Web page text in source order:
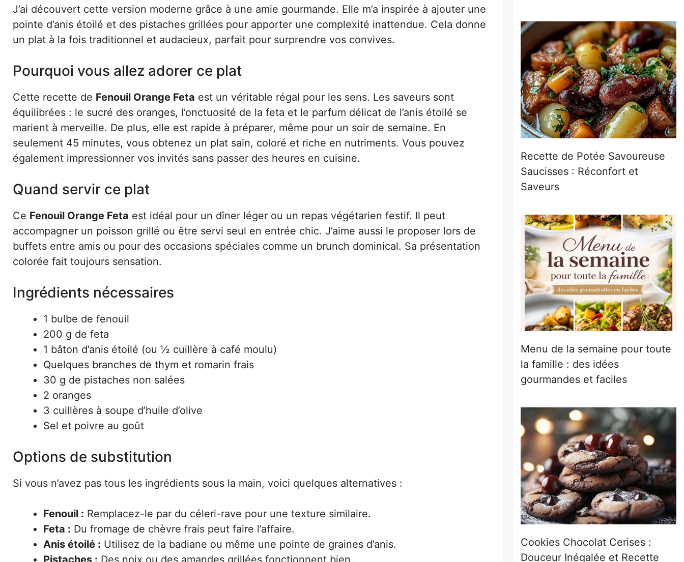
J’ai découvert cette version moderne grâce à une amie gourmande. Elle m’a inspirée à ajouter une
pointe d’anis étoilé et des pistaches grillées pour apporter une complexité inattendue. Cela donne
un plat à la fois traditionnel et audacieux, parfait pour surprendre vos convives.
Pourquoi vous allez adorer ce plat
Cette recette de Fenouil Orange Feta est un véritable régal pour les sens. Les saveurs sont
équilibrées : le sucré des oranges, l’onctuosité de la feta et le parfum délicat de l’anis étoilé se
marient à merveille. De plus, elle est rapide à préparer, même pour un soir de semaine. En
seulement 45 minutes, vous obtenez un plat sain, coloré et riche en nutriments. Vous pouvez
également impressionner vos invités sans passer des heures en cuisine.
Quand servir ce plat
Ce Fenouil Orange Feta est idéal pour un dîner léger ou un repas végétarien festif. Il peut
accompagner un poisson grillé ou être servi seul en entrée chic. J’aime aussi le proposer lors de
buffets entre amis ou pour des occasions spéciales comme un brunch dominical. Sa présentation
colorée fait toujours sensation.
Ingrédients nécessaires
1 bulbe de fenouil
200 g de feta
1 bâton d’anis étoilé (ou ½ cuillère à café moulu)
Quelques branches de thym et romarin frais
30 g de pistaches non salées
2 oranges
3 cuillères à soupe d’huile d’olive
Sel et poivre au goût
Options de substitution
Si vous n’avez pas tous les ingrédients sous la main, voici quelques alternatives :
Fenouil : Remplacez-le par du céleri-rave pour une texture similaire.
Feta : Du fromage de chèvre frais peut faire l’affaire.
Anis étoilé : Utilisez de la badiane ou même une pointe de graines d’anis.
Pistaches : Des noix ou des amandes grillées fonctionnent bien.
Recette de Potée Savoureuse
Saucisses : Réconfort et
Saveurs
Menu de la semaine pour toute
la famille : des idées
gourmandes et faciles
Cookies Chocolat Cerises :
Douceur Inégalée et Recette